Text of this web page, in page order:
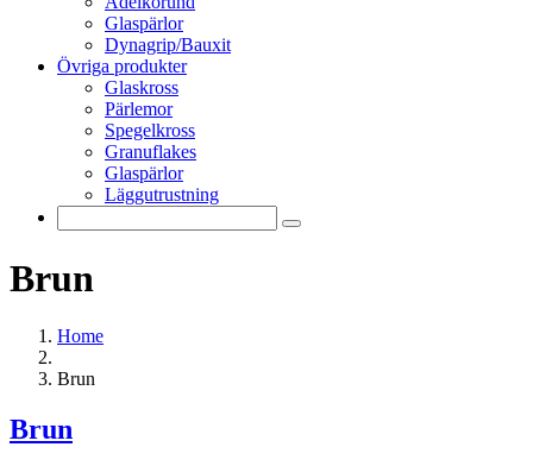
Glaspärlor
Dynagrip/Bauxit
Övriga produkter
Glaskross
Pärlemor
Spegelkross
Granuflakes
Glaspärlor
Läggutrustning
Brun
Home
Brun
Brun